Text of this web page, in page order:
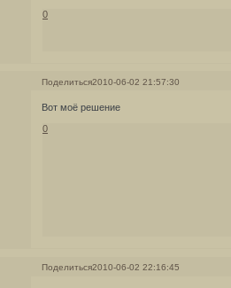
0
Поделиться2010-06-02 21:57:30
Вот моё решение
0
Поделиться2010-06-02 22:16:45